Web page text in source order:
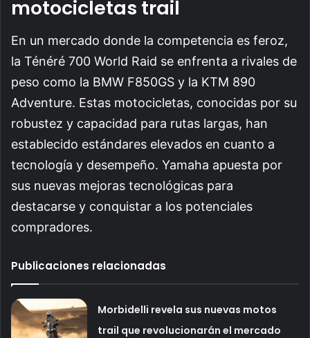
motocicletas trail
En un mercado donde la competencia es feroz,
la Ténéré 700 World Raid se enfrenta a rivales de
peso como la BMW F850GS y la KTM 890
Adventure. Estas motocicletas, conocidas por su
robustez y capacidad para rutas largas, han
establecido estándares elevados en cuanto a
tecnología y desempeño. Yamaha apuesta por
sus nuevas mejoras tecnológicas para
destacarse y conquistar a los potenciales
compradores.
Publicaciones relacionadas
Morbidelli revela sus nuevas motos
trail que revolucionarán el mercado